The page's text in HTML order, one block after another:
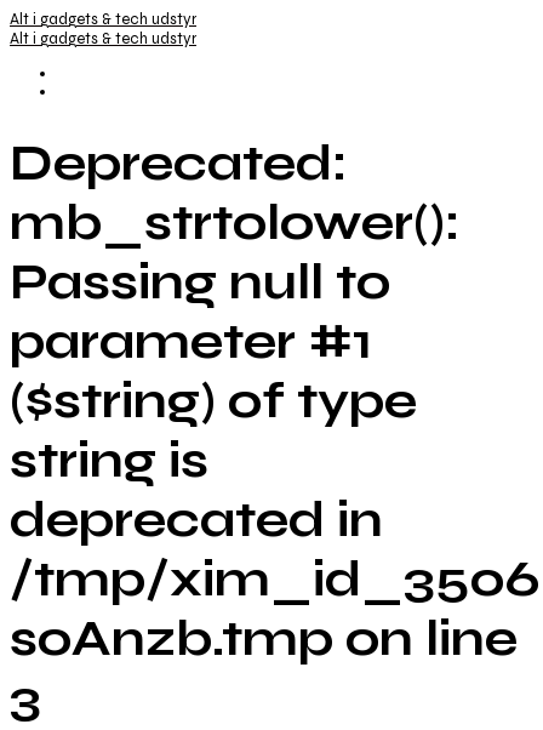
Alt i gadgets & tech udstyr
Alt i gadgets & tech udstyr
Deprecated:
mb_strtolower():
Passing null to
parameter #1
($string) of type
string is
deprecated in
/tmp/
soAnzb.tmp on line
3